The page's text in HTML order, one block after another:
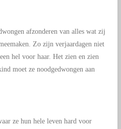
afzonderen van alles wat zij
Zo zijn verjaardagen niet
hel voor haar. Het zien en zien
moet ze noodgedwongen aan
ze hun hele leven hard voor